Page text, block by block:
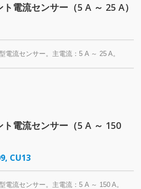
ト電流センサー（5 A ～ 25 A）
電流センサー。主電流：5 A ～ 25 A。
ト電流センサー（5 A ～ 150
CU13
電流センサー。主電流：5 A ～ 150 A。